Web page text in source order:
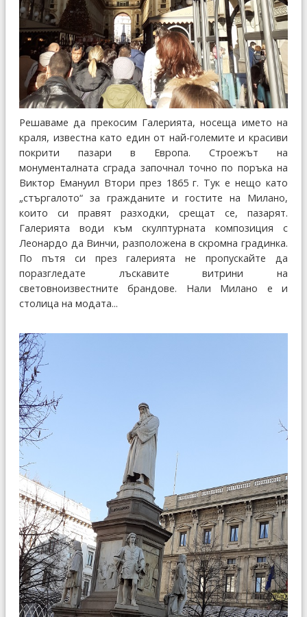
Решаваме да прекосим Галерията, носеща името на
краля, известна като един от най-големите и красиви
покрити пазари в Европа. Строежът на
монументалната сграда започнал точно по поръка на
Виктор Емануил Втори през 1865 г. Тук е нещо като
„стъргалото“ за гражданите и гостите на Милано,
които си правят разходки, срещат се, пазарят.
Галерията води към скулптурната композиция с
Леонардо да Винчи, разположена в скромна градинка.
По пътя си през галерията не пропускайте да
поразгледате лъскавите витрини на
световноизвестните брандове. Нали Милано е и
столица на модата...